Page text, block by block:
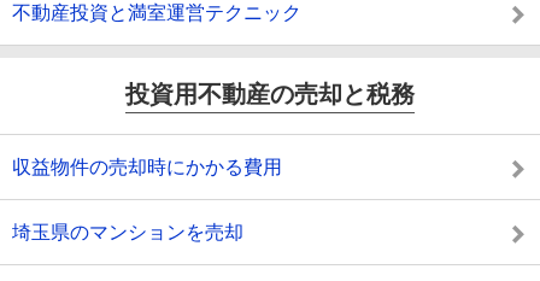
不動産投資と満室運営テクニック
投資用不動産の売却と税務
収益物件の売却時にかかる費用
埼玉県のマンションを売却